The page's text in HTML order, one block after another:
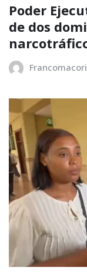
Poder
de dos